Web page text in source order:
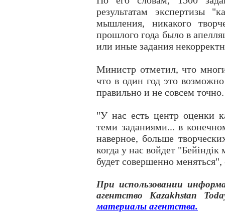
результатам экспертизы
мышления, никакого
прошлого года было в
или иные задания
Министр отметил, что
что в один год это
правильно и не совсем точно.
"У нас есть центр оценки
теми заданиями... в
наверное, больше
когда у нас войдет
будет совершенно
При использовании
агентство Kazakhstan
материалы агентства.